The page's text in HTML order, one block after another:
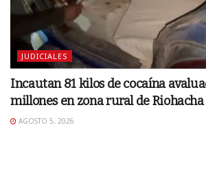
JUDICIALES
Incautan 81 kilos de cocaína
millones en zona rural de Riohacha
AGOSTO 5, 2026